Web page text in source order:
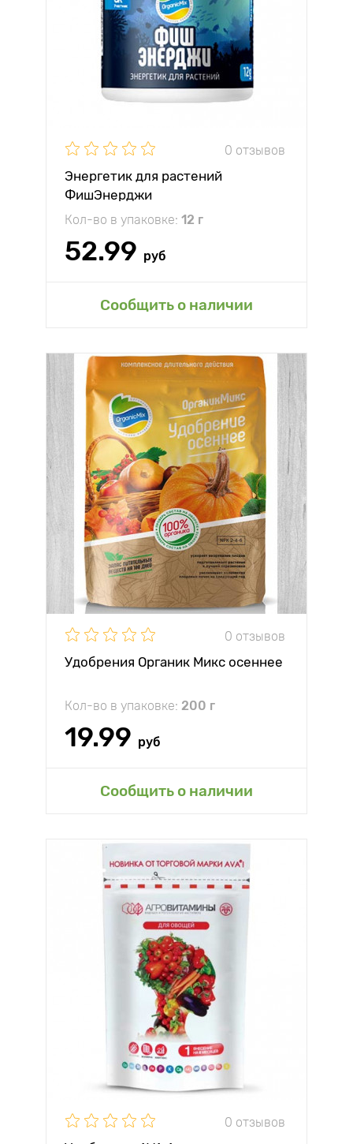
0 отзывов
Энергетик для растений
ФишЭнерджи
Кол-во в упаковке: 12 г
52.99 руб
Сообщить о наличии
0 отзывов
Удобрения Органик Микс осеннее
Кол-во в упаковке: 200 г
19.99 руб
Сообщить о наличии
0 отзывов